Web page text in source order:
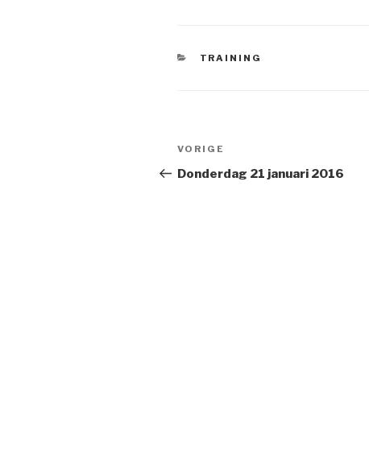
CATEGORIEËN
TRAINING
Bericht
navigatie
Vorig
bericht
VORIGE
Donderdag 21 januari 2016